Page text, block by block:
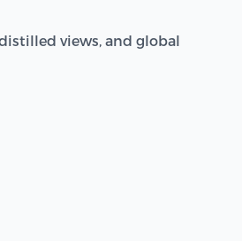
views, and global